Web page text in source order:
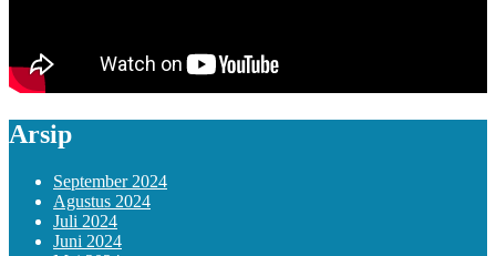
Arsip
September 2024
Agustus 2024
Juli 2024
Juni 2024